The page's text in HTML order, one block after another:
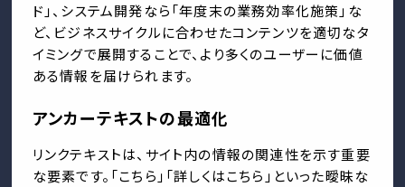
ド」、システム開発なら「年度末の業務効率化施策」な
ど、ビジネスサイクルに合わせたコンテンツを適切なタ
イミングで展開することで、より多くのユーザーに価値
ある情報を届けられます。
アンカーテキストの最適化
リンクテキストは、サイト内の情報の関連性を示す重要
な要素です。「こちら」「詳しくはこちら」といった曖昧な